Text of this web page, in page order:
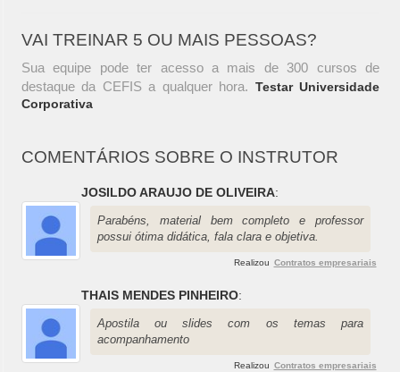
VAI TREINAR 5 OU MAIS PESSOAS?
Sua equipe pode ter acesso a mais de 300 cursos de
destaque da CEFIS a qualquer hora. Testar Universidade
Corporativa
COMENTÁRIOS SOBRE O INSTRUTOR
JOSILDO ARAUJO DE OLIVEIRA:
Parabéns, material bem completo e professor
possui ótima didática, fala clara e objetiva.
Realizou Contratos empresariais
THAIS MENDES PINHEIRO:
Apostila ou slides com os temas para
acompanhamento
Realizou Contratos empresariais